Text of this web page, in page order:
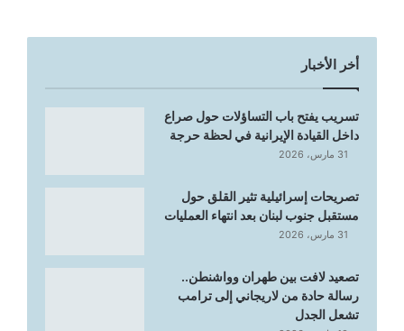
أخر الأخبار
تسريب يفتح باب التساؤلات حول صراع
داخل القيادة الإيرانية في لحظة حرجة
31 مارس، 2026
تصريحات إسرائيلية تثير القلق حول
مستقبل جنوب لبنان بعد انتهاء العمليات
31 مارس، 2026
تصعيد لافت بين طهران وواشنطن..
رسالة حادة من لاريجاني إلى ترامب
تشعل الجدل